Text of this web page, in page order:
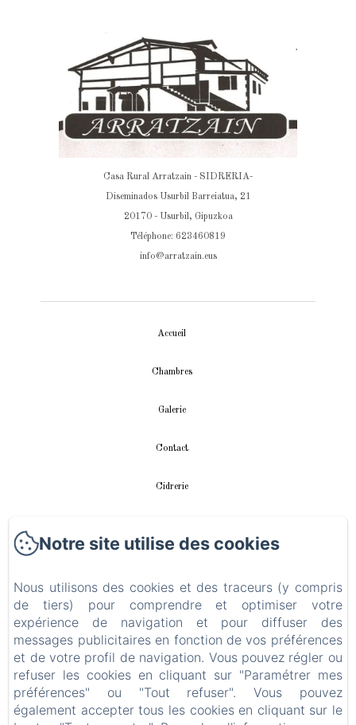
Casa Rural Arratzain - SIDRERIA-
Diseminados Usurbil Barreiatua, 21
20170 - Usurbil, Gipuzkoa
Téléphone: 623460819
info@arratzain.eus
Accueil
Chambres
Galerie
Contact
Cidrerie
Instalación fotovoltaica
Politique de confidentialité
Informations légales
Informations sur les cookies
Notre site utilise des cookies
Nous utilisons des cookies et des traceurs (y compris
de tiers) pour comprendre et optimiser votre
expérience de navigation et pour diffuser des
messages publicitaires en fonction de vos préférences
et de votre profil de navigation. Vous pouvez régler ou
refuser les cookies en cliquant sur "Paramétrer mes
préférences" ou "Tout refuser". Vous pouvez
également accepter tous les cookies en cliquant sur le